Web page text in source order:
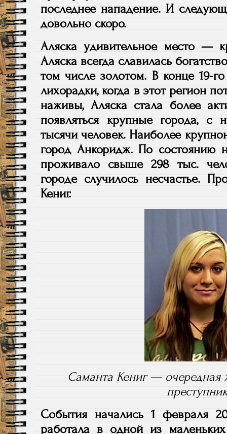
последнее нападение. И
довольно скоро.
Аляска удивительное место —
Аляска всегда славилась
том числе золотом. В конце 19-
лихорадки, когда в этот регион
наживы, Аляска стала более
появляться крупные города, с
тысячи человек. Наиболее
город Анкоридж. По состоянию
проживало свыше 298 тыс.
городе случилось несчастье.
Кениг.
Саманта Кениг — очередная
События начались 1 февраля
работала в одной из